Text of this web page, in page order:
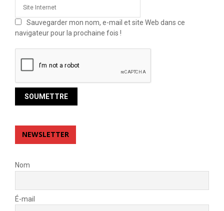
Sauvegarder mon nom, e-mail et site Web dans ce
navigateur pour la prochaine fois !
NEWSLETTER
Nom
É-mail